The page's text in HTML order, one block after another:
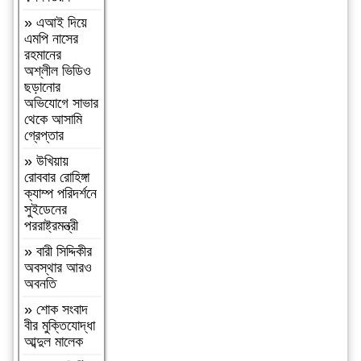
আদিবাসী দিবস
২০২৬:
বাংলাদেশের
আদিবাসীদের
দূর্গম পথচলা
»বগুড়া
আদমদীঘিতে
মাদকবিরোধী
অভিযানে ৩ জন
গ্রেফতার,
ভ্রাম্যমাণ
আদালতে ১৫
দিনের কারাদণ্ড
‎তালামীযে
ইসলামিয়া
জগন্নাথপুর
পশ্চিম উপজেলা
শাখার কাউন্সিল
সম্পন্ন।
»কমলগঞ্জে
»এআই দিয়ে
এমপি নাসের
রহমানের
অশ্লীল ভিডিও
ছড়ানোর
অভিযোগে সাভার
থেকে আসামি
গ্রেপ্তার
»উখিয়ায়
রোববার রোহিঙ্গা
ক্যাম্প পরিদর্শনে
সুইডেনের
পররাষ্ট্রমন্ত্রী
»বারী সিদ্দিকীর
অবস্থার আরও
অবনতি
»শোক সংবাদ
বীর মুক্তিযোদ্ধা
আব্দুল মালেক